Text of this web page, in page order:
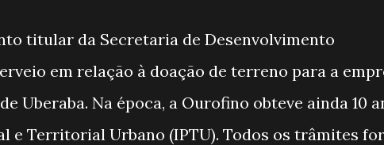
titular da Secretaria de Desenvolvimento
em relação à doação de terreno para a
Uberaba. Na época, a Ourofino obteve ainda 10
e Territorial Urbano (IPTU). Todos os trâmites